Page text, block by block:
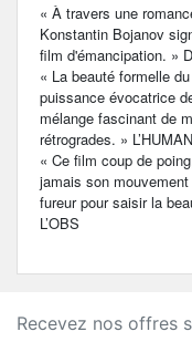
« À travers une
Konstantin Bojanov
film d'émancipation. »
« La beauté formelle
puissance évocatrice
mélange fascinant de
rétrogrades. »
« Ce film coup de
jamais son
fureur pour saisir la
L’OBS
Recevez nos offres